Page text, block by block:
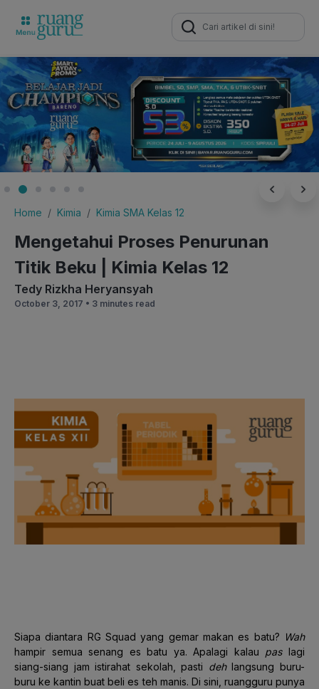
Search
for:
Home Kimia Kimia SMA Kelas 12
Mengetahui Proses Penurunan
Titik Beku | Kimia Kelas 12
Tedy Rizkha Heryansyah
October 3, 2017 • 3 minutes read
Siapa diantara RG Squad yang gemar makan es batu? Wah
hampir semua senang es batu ya. Apalagi kalau paslagi
siang-siang jam istirahat sekolah, pasti dehlangsung buru-
buru ke kantin buat beli es teh manis. Di sini, ruangguru punya